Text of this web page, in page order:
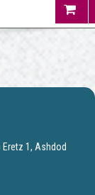
Eretz 1, Ashdod